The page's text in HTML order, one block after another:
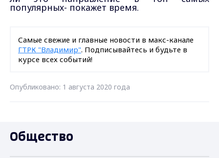
популярных- покажет время.
Самые свежие и главные новости в макс-канале
ГТРК "Владимир". Подписывайтесь и будьте в
курсе всех событий!
Опубликовано: 1 августа 2020 года
Общество